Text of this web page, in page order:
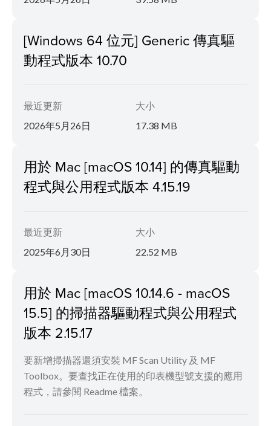
[Windows 64 位元] Generic 傳真驅
動程式版本 10.70
最近更新
2026年5月26日
大小
17.38 MB
用於 Mac [macOS 10.14] 的傳真驅動
程式與公用程式版本 4.15.19
最近更新
2025年6月30日
大小
22.52 MB
用於 Mac [macOS 10.14.6 - macOS
15.5] 的掃描器驅動程式與公用程式
版本 2.15.17
要新增掃描器還須安裝 MF Scan Utility 及 MF
Toolbox。要查找正在使用的印表機型號支援的應用
程式，請參閱 Readme 檔案。